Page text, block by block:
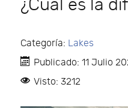
¿Cuál es la
Categoría: Lakes
Publicado: 11 Julio
Visto: 3212